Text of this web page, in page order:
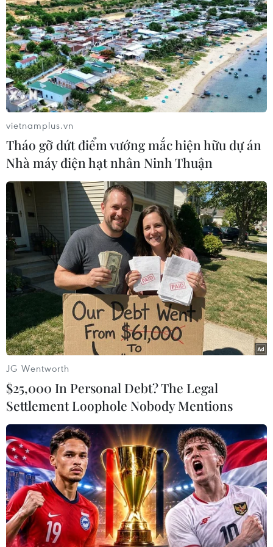
các biện pháp hỗ trợ khẩn cấp và lâu dài.
Người Haiti tuần hành, kêu gọi chính
quyền Mỹ giúp đỡ
10/07/2023 03:41
Những người biểu tình mặc đồ trắng, mang cờ Haiti đi
bộ từ một trường học ở Bắc Miami đến tòa thị chính của
thành phố dưới cái nắng chói chang để yêu cầu chính
quyền Tổng thống Joe Biden giúp đỡ.
vietnamplus.vn
Tháo gỡ dứt điểm vướng mắc hiện hữu dự án
Nhà máy điện hạt nhân Ninh Thuận
JG Wentworth
$25,000 In Personal Debt? The Legal
Settlement Loophole Nobody Mentions